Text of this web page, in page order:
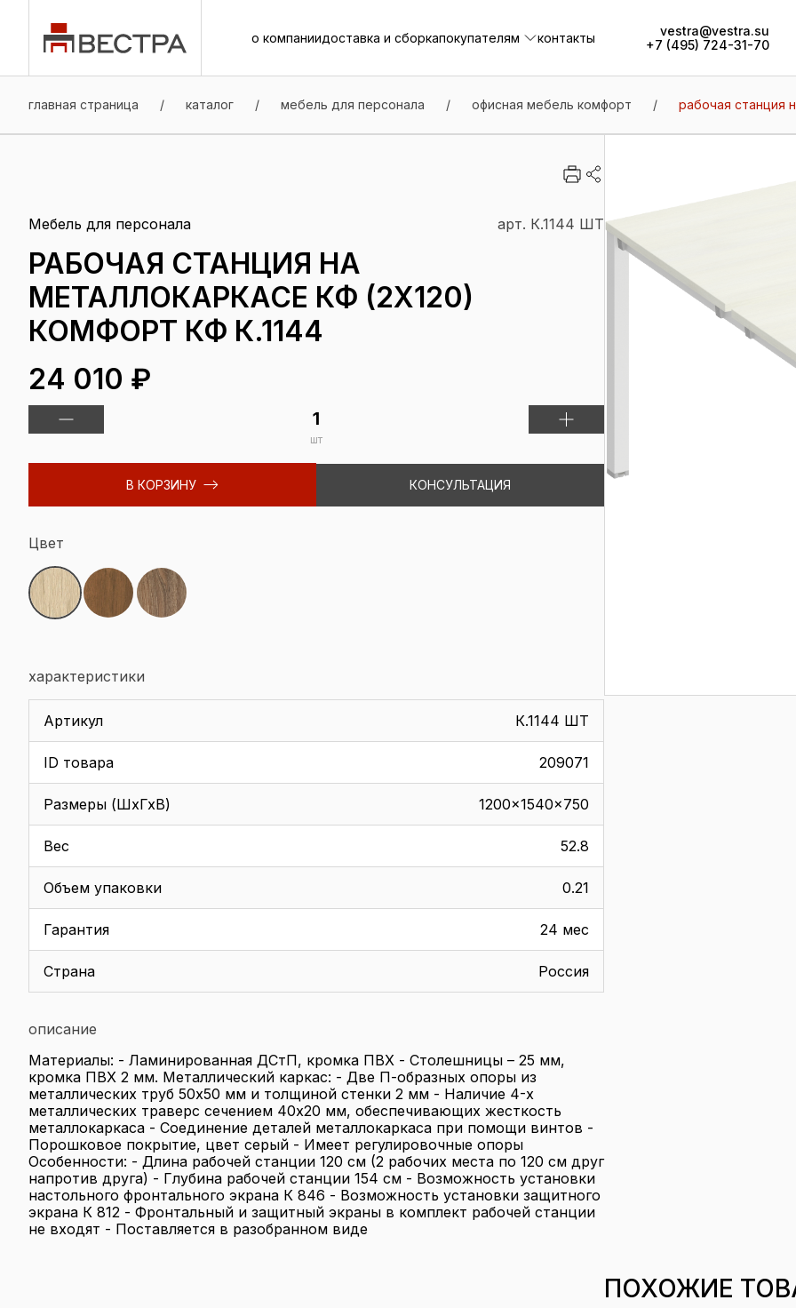
о компаниидоставка и сборкапокупателям
контакты
vestra@vestra.su
+7 (495) 724-31-70
главная страница / каталог / мебель для персонала / офисная мебель комфорт / рабочая станция
Мебель для персонала арт. К.1144 ШТ
РАБОЧАЯ СТАНЦИЯ НА
МЕТАЛЛОКАРКАСЕ КФ (2Х120)
КОМФОРТ КФ К.1144
24 010 ₽
шт
В КОРЗИНУ КОНСУЛЬТАЦИЯ
Цвет
характеристики
Артикул К.1144 ШТ
ID товара 209071
Размеры (ШхГхВ) 1200x1540x750
Вес 52.8
Объем упаковки 0.21
Гарантия 24 мес
Страна Россия
описание
Материалы: - Ламинированная ДСтП, кромка ПВХ - Столешницы – 25 мм,
кромка ПВХ 2 мм. Металлический каркас: - Две П-образных опоры из
металлических труб 50х50 мм и толщиной стенки 2 мм - Наличие 4-х
металлических траверс сечением 40х20 мм, обеспечивающих жесткость
металлокаркаса - Соединение деталей металлокаркаса при помощи винтов -
Порошковое покрытие, цвет серый - Имеет регулировочные опоры
Особенности: - Длина рабочей станции 120 см (2 рабочих места по 120 см друг
напротив друга) - Глубина рабочей станции 154 см - Возможность установки
настольного фронтального экрана К 846 - Возможность установки защитного
экрана К 812 - Фронтальный и защитный экраны в комплект рабочей станции
не входят - Поставляется в разобранном виде
ПОХОЖИЕ